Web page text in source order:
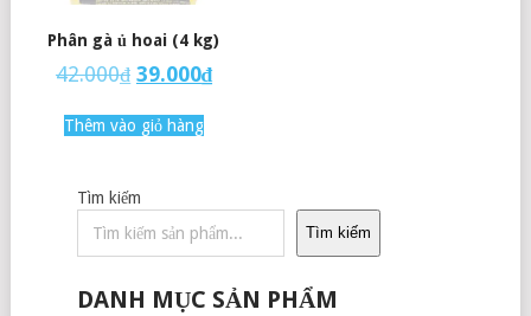
Phân gà ủ hoai (4 kg)
42.000₫ 39.000₫
Thêm vào giỏ hàng
Tìm kiếm
Tìm kiếm
DANH MỤC SẢN PHẨM